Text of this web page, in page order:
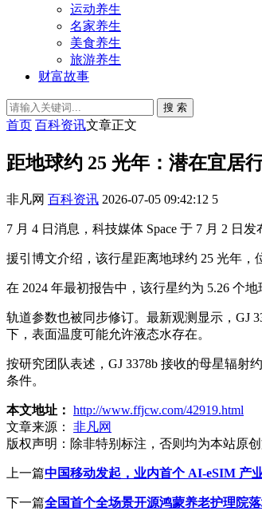
运动养生
名家养生
美食养生
旅游养生
财富故事
搜 索
首页 百科资讯文章正文
距地球约 25 光年：潜在宜居
非凡网 百科资讯 2026-07-05 09:42:12 5
7 月 4 日消息，科技媒体 Space 于 7 月 2 日
援引博文介绍，该行星距离地球约 25 光年，
在 2024 年最初报告中，该行星约为 5.26 个
轨道参数也被同步修订。最新观测显示，GJ
下，表面温度可能允许液态水存在。
按研究团队表述，GJ 3378b 接收的母星辐
条件。
本文地址： http://www.ffjcw.com/42919.html
文章来源：
非凡网
版权声明： 除非特别标注，否则均为本站原
上一篇中国移动发起，业内首个 AI-eSIM 产
下一篇全国首个全场景开源鸿蒙养老护理院